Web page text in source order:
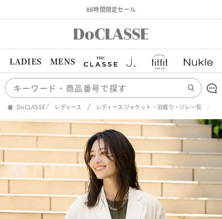
88時間限定セール
LADIES MENS
DoCLASSE レディース レディース ジャケット・羽織り・ジレ一覧